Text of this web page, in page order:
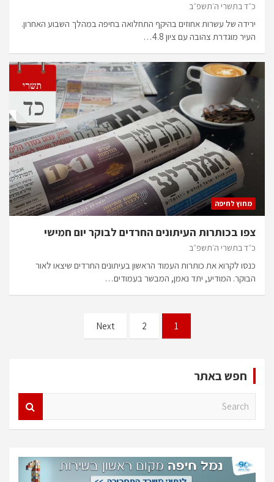
כ״ד בתשרי ה׳תשפ״ב
ירידה של עשרות אחוזים בהיקף התחלואה בחיפה במהלך השבוע האחרון.
העיר מוגדרת צהובה עם ציון 4.8…
מחוץ לחיפה
צפו בכותרות העיתונים החרדים לבוקר יום חמישי
כ״ד בתשרי ה׳תשפ״ב
כנסו לקרוא את כותרות העמוד הראשון בעיתונים החרדים שיצאו לאור
הבוקר. המודיע, יתד נאמן, המבשר בעמודים…
1
2
Next
חפש באתר
h